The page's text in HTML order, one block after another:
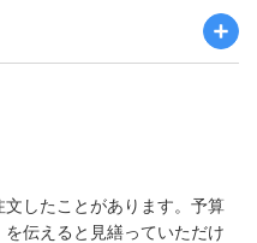
したことがあります。予算
伝えると見繕っていただけ